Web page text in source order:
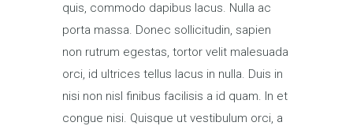
quis, commodo dapibus lacus. Nulla ac
porta massa. Donec sollicitudin, sapien
non rutrum egestas, tortor velit malesuada
orci, id ultrices tellus lacus in nulla. Duis in
nisi non nisl finibus facilisis a id quam. In et
congue nisi. Quisque ut vestibulum orci, a